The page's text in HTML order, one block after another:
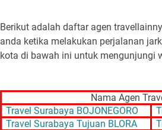
Berikut adalah daftar agen
anda ketika melakukan perjalanan
kota di bawah ini untuk mengunjungi
Nama Agen
Travel Surabaya BOJONEGORO
Travel Surabaya Tujuan BLORA